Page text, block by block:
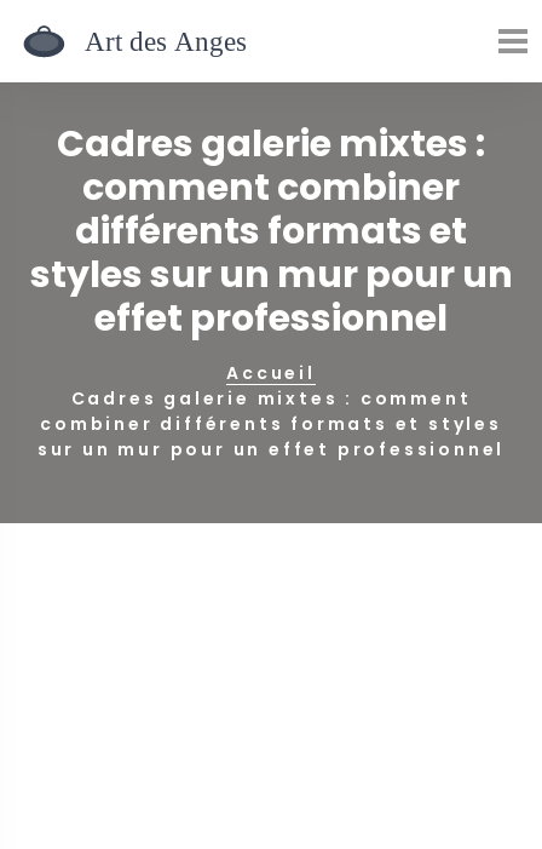
Cadres galerie mixtes :
comment combiner
différents formats et
styles sur un mur pour un
effet professionnel
Accueil
Cadres galerie mixtes : comment
combiner différents formats et styles
sur un mur pour un effet professionnel